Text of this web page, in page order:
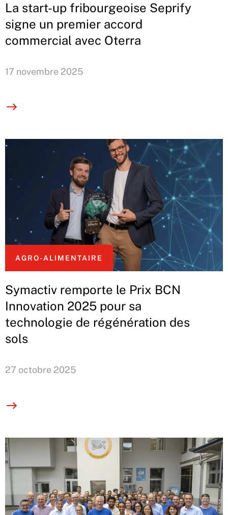
La start-up fribourgeoise Seprify
signe un premier accord
commercial avec Oterra
17 novembre 2025
AGRO-ALIMENTAIRE
Symactiv remporte le Prix BCN
Innovation 2025 pour sa
technologie de régénération des
sols
27 octobre 2025